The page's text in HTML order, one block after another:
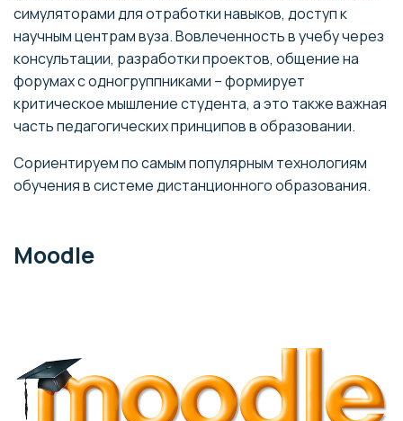
симуляторами для отработки навыков, доступ к
научным центрам вуза. Вовлеченность в учебу через
консультации, разработки проектов, общение на
форумах с одногруппниками – формирует
критическое мышление студента, а это также важная
часть педагогических принципов в образовании.
Сориентируем по самым популярным технологиям
обучения в системе дистанционного образования.
Moodle